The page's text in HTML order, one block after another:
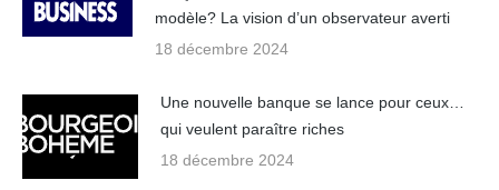
modèle? La vision d’un observateur averti
18 décembre 2024
Une nouvelle banque se lance pour ceux…
qui veulent paraître riches
18 décembre 2024